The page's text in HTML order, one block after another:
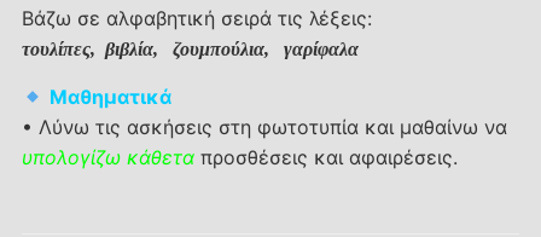
Βάζω σε αλφαβητική σειρά τις λέξεις:
τουλίπες, βιβλία, ζουμπούλια, γαρίφαλα
Μαθηματικά
• Λύνω τις ασκήσεις στη φωτοτυπία και μαθαίνω να
υπολογίζω κάθεταπροσθέσεις και αφαιρέσεις.